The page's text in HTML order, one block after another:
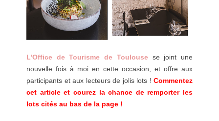
L'Office de Tourisme de Toulousese joint une
nouvelle fois à moi en cette occasion, et offre aux
participants et aux lecteurs de jolis lots ! Commentez
cet article et courez la chance de remporter les
lots cités au bas de la page !